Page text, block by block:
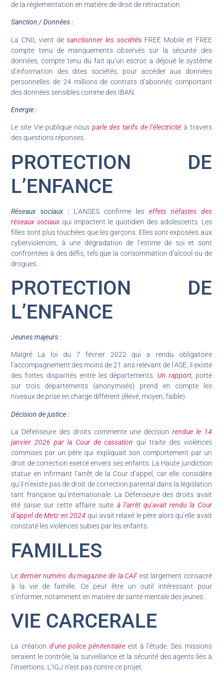
de la réglementation en matière de droit de rétractation.
Sanction / Données :
La CNIL vient desanctionner les sociétésFREE Mobile et FREE
compte tenu de manquements observés sur la sécurité des
données, compte tenu du fait qu’un escroc a déjoué le système
d’information des dites sociétés, pour accéder aux données
personnelles de 24 millions de contrats d’abonnés comportant
des données sensibles comme des IBAN.
Energie :
Le site Vie publique nous parle des tarifs de l’électricité à travers
des questions réponses.
PROTECTION DE
L’ENFANCE
Réseaux sociaux : L’ANSES confirme les effets néfastes des
réseaux sociaux qui impactent le quotidien des adolescents. Les
filles sont plus touchées que les garçons. Elles sont exposées aux
cyberviolences, à une dégradation de l’estime de soi et sont
confrontées à des défis, tels que la consommation d’alcool ou de
drogues.
PROTECTION DE
L’ENFANCE
Jeunes majeurs :
Malgré La loi du 7 février 2022 qui a rendu obligatoire
l’accompagnement des moins de 21 ans relevant de l’ASE, il existe
des fortes disparités entre les départements.Un rapport, porté
sur trois départements (anonymisés) prend en compte les
niveaux de prise en charge différent (élevé, moyen, faible).
Décision de justice :
La Défenseure des droits commente une décisionrendue le 14
janvier 2026 par la Cour de cassation qui traite des violences
commises par un père qui expliquait son comportement par un
droit de correction exercé envers ses enfants. La Haute juridiction
statue en infirmant l’arrêt de la Cour d’appel, car elle considère
qu’il n’existe pas de droit de correction parental dans la législation
tant française qu’internationale. La Défenseure des droits avait
été saisie sur cette affaire suite à l’arrêt qu’avait rendu la Cour
d’appel de Metz en 2024 qui avait relaxé le père alors qu’elle avait
constaté les violences subies par les enfants.
FAMILLES
Le dernier numéro du magazine de la CAF est largement consacré
à la vie de famille. Ce peut être un outil intéressant pour
s’informer, notamment en matière de santé mentale des jeunes.
VIE CARCERALE
La création d’une police pénitentiaireest à l’étude. Ses missions
seraient le contrôle, la surveillance et la sécurité des agents liés à
l’insertions. L’IGJ n’est pas contre ce projet.